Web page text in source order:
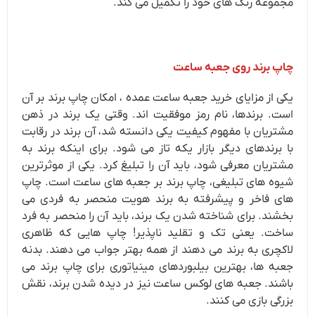
چاپ برند روی جعبه ساعت
یکی از مزایای خرید جعبه ساعت عمده ، امکان چاپ برند بر آن
است. برندها، نام رمز موفقیت اند. وقتی یک برند در ذهن
مشتریان با مفهوم کیفیت یکی دانسته شد، آن برند در رقابت
با برندهای دیگر بازار یکه تاز می شود. برای اینکه برند به
مشتریان معرفی شود، باید آن را تبلیغ کرد. یکی از موثرترین
شیوه های تبلیغی، چاپ برند بر جعبه های ساعت است. چاپ
های فاخر و پیشرفته به برند هویت منحصر به فردی می
بخشند. برای شناخته شدن یک برند، باید آن را منحصر به فرد
ساخت. یعنی تک و تقلید ناپذیر! چاپ هایی که ظاهری
لاکچری به برند می دهند از همه بهتر جواب می دهند. بدنه
جعبه ها، بهترین بیلبوردهای مینیاتوری برای چاپ برند می
باشند. جعبه های لوکس ساعت نیز در دیده شدن برند، نقش
بزرگی بازی می کنند.